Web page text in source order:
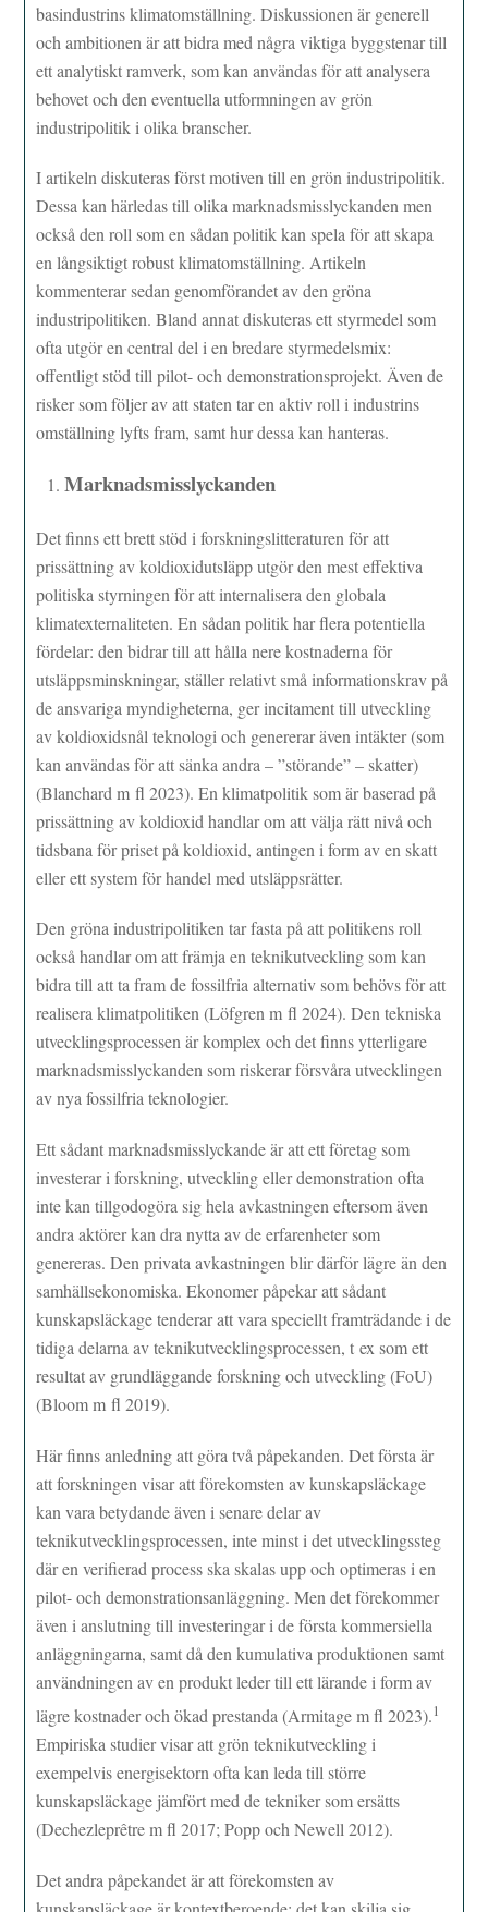
basindustrins klimatomställning. Diskussionen är generell
och ambitionen är att bidra med några viktiga byggstenar till
ett analytiskt ramverk, som kan användas för att analysera
behovet och den eventuella utformningen av grön
industripolitik i olika branscher.
I artikeln diskuteras först motiven till en grön industripolitik.
Dessa kan härledas till olika marknadsmisslyckanden men
också den roll som en sådan politik kan spela för att skapa
en långsiktigt robust klimatomställning. Artikeln
kommenterar sedan genomförandet av den gröna
industripolitiken. Bland annat diskuteras ett styrmedel som
ofta utgör en central del i en bredare styrmedelsmix:
offentligt stöd till pilot- och demonstrationsprojekt. Även de
risker som följer av att staten tar en aktiv roll i industrins
omställning lyfts fram, samt hur dessa kan hanteras.
Marknadsmisslyckanden
Det finns ett brett stöd i forskningslitteraturen för att
prissättning av koldioxidutsläpp utgör den mest effektiva
politiska styrningen för att internalisera den globala
klimatexternaliteten. En sådan politik har flera potentiella
fördelar: den bidrar till att hålla nere kostnaderna för
utsläppsminskningar, ställer relativt små informationskrav på
de ansvariga myndigheterna, ger incitament till utveckling
av koldioxidsnål teknologi och genererar även intäkter (som
kan användas för att sänka andra – ”störande” – skatter)
(Blanchard m fl 2023). En klimatpolitik som är baserad på
prissättning av koldioxid handlar om att välja rätt nivå och
tidsbana för priset på koldioxid, antingen i form av en skatt
eller ett system för handel med utsläppsrätter.
Den gröna industripolitiken tar fasta på att politikens roll
också handlar om att främja en teknikutveckling som kan
bidra till att ta fram de fossilfria alternativ som behövs för att
realisera klimatpolitiken (Löfgren m fl 2024). Den tekniska
utvecklingsprocessen är komplex och det finns ytterligare
marknadsmisslyckanden som riskerar försvåra utvecklingen
av nya fossilfria teknologier.
Ett sådant marknadsmisslyckande är att ett företag som
investerar i forskning, utveckling eller demonstration ofta
inte kan tillgodogöra sig hela avkastningen eftersom även
andra aktörer kan dra nytta av de erfarenheter som
genereras. Den privata avkastningen blir därför lägre än den
samhällsekonomiska. Ekonomer påpekar att sådant
kunskapsläckage tenderar att vara speciellt framträdande i de
tidiga delarna av teknikutvecklingsprocessen, t ex som ett
resultat av grundläggande forskning och utveckling (FoU)
(Bloom m fl 2019).
Här finns anledning att göra två påpekanden. Det första är
att forskningen visar att förekomsten av kunskapsläckage
kan vara betydande även i senare delar av
teknikutvecklingsprocessen, inte minst i det utvecklingssteg
där en verifierad process ska skalas upp och optimeras i en
pilot- och demonstrationsanläggning. Men det förekommer
även i anslutning till investeringar i de första kommersiella
anläggningarna, samt då den kumulativa produktionen samt
användningen av en produkt leder till ett lärande i form av
lägre kostnader och ökad prestanda (Armitage m fl 2023).1
Empiriska studier visar att grön teknikutveckling i
exempelvis energisektorn ofta kan leda till större
kunskapsläckage jämfört med de tekniker som ersätts
(Dechezleprêtre m fl 2017; Popp och Newell 2012).
Det andra påpekandet är att förekomsten av